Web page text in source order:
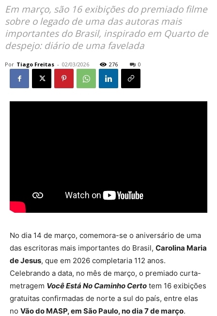
Em março, são 16 exibições do premiado filme
sobre o legado de uma das autoras mais
importantes do Brasil, inspirado em Quarto de
despejo: diário de uma favelada
Por Tiago Freitas - 02/03/2026 276 0
No dia 14 de março, comemora-se o aniversário de uma
das escritoras mais importantes do Brasil, Carolina Maria
de Jesus, que em 2026 completaria 112 anos.
Celebrando a data, no mês de março, o premiado curta-
metragem Você Está No Caminho Certo tem 16 exibições
gratuitas confirmadas de norte a sul do país, entre elas
no Vão do MASP, em São Paulo, no dia 7 de março.